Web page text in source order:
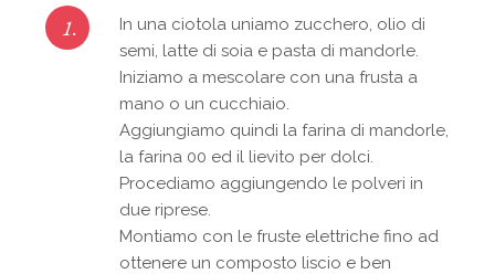
1.
In una ciotola uniamo zucchero, olio di
semi, latte di soia e pasta di mandorle.
Iniziamo a mescolare con una frusta a
mano o un cucchiaio.
Aggiungiamo quindi la farina di mandorle,
la farina 00 ed il lievito per dolci.
Procediamo aggiungendo le polveri in
due riprese.
Montiamo con le fruste elettriche fino ad
ottenere un composto liscio e ben